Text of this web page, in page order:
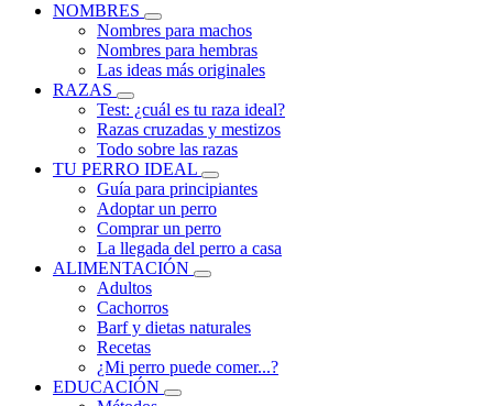
NOMBRES
Nombres para machos
Nombres para hembras
Las ideas más originales
RAZAS
Test: ¿cuál es tu raza ideal?
Razas cruzadas y mestizos
Todo sobre las razas
TU PERRO IDEAL
Guía para principiantes
Adoptar un perro
Comprar un perro
La llegada del perro a casa
ALIMENTACIÓN
Adultos
Cachorros
Barf y dietas naturales
Recetas
¿Mi perro puede comer...?
EDUCACIÓN